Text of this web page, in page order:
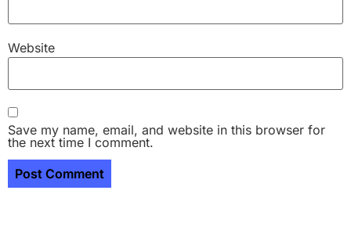
Website
Save my name, email, and website in this browser for
the next time I comment.